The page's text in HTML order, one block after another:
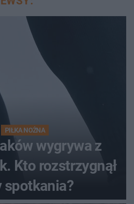
PIŁKA NOŻNA
wygrywa z
Kto rozstrzygnął
spotkania?